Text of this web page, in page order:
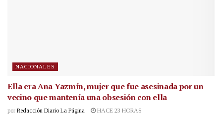
NACIONALES
Ella era Ana Yazmín, mujer que fue asesinada por un
vecino que mantenía una obsesión con ella
por Redacción Diario La Página HACE 23 HORAS